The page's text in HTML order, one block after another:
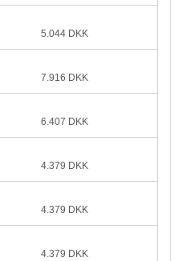
5.044 DKK
7.916 DKK
6.407 DKK
4.379 DKK
4.379 DKK
4.379 DKK